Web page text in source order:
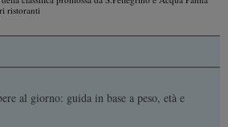
ristoranti
al giorno: guida in base a peso, età e